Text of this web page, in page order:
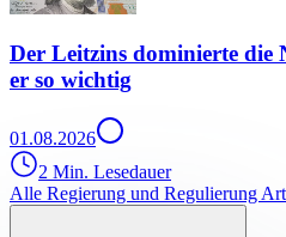
Der Leitzins dominierte die
er so wichtig
01.08.2026
2 Min. Lesedauer
Alle Regierung und Regulierung